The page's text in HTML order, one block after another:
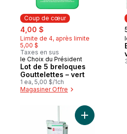
Coup de cœur
sale:
4,00 $
Limite de 4, après limite
5,00 $
Taxes en sus
Coup de cœur
le Choix du Président
Lot de 5 breloques
Gouttelettes – vert
1 ea, 5,00 $/1ch
Magasiner Offre
Ajouter